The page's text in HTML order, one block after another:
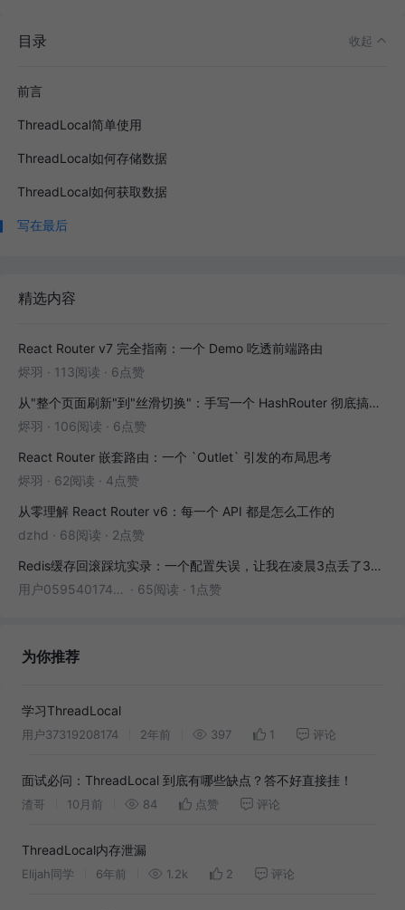
目录 收起
前言
ThreadLocal简单使用
ThreadLocal如何存储数据
ThreadLocal如何获取数据
写在最后
精选内容
React Router v7 完全指南：一个 Demo 吃透前端路由
烬羽 · 113阅读 · 6点赞
从"整个页面刷新"到"丝滑切换"：手写一个 HashRouter 彻底搞懂前端路由
烬羽 · 106阅读 · 6点赞
React Router 嵌套路由：一个 `Outlet` 引发的布局思考
烬羽 · 62阅读 · 4点赞
从零理解 React Router v6：每一个 API 都是怎么工作的
dzhd · 68阅读 · 2点赞
Redis缓存回滚踩坑实录：一个配置失误，让我在凌晨3点丢了3000条数据
用户05954017446 · 65阅读 · 1点赞
为你推荐
学习ThreadLocal
用户37319208174 2年前 397 1 评论
面试必问：ThreadLocal 到底有哪些缺点？答不好直接挂！
渣哥 10月前 84 点赞 评论
ThreadLocal内存泄漏
Elijah同学 6年前 1.2k 2 评论